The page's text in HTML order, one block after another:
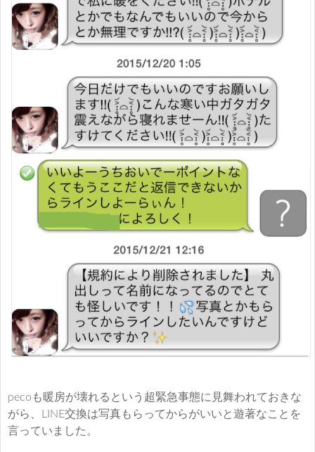
pecoも暖房が壊れるという超緊急事態に見舞われておきな
がら、LINE交換は写真もらってからがいいと遊著なことを
言っていました。